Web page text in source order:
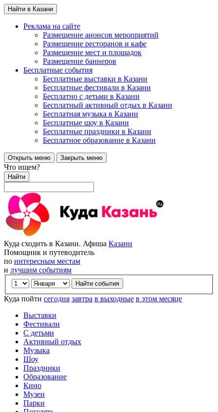
Найти в Казани
Реклама на сайте
Размещение анонсов мероприятий
Размещение ресторанов и кафе
Размещение мест и площадок
Размещение баннеров
Бесплатные события
Бесплатные выставки в Казани
Бесплатные фестивали в Казани
Бесплатно с детьми в Казани
Бесплатный активный отдых в Казани
Бесплатная музыка в Казани
Бесплатные шоу в Казани
Бесплатные праздники в Казани
Бесплатное образование в Казани
Открыть меню Закрыть меню
Что ищем?
Найти
Куда сходить в Казани. Афиша Казани
Помощник и путеводитель
по интересным местам
и лучшим событиям
Куда пойти сегодня завтра в выходные в этом месяце
Выставки
Фестивали
С детьми
Активный отдых
Музыка
Шоу
Праздники
Образование
Кино
Музеи
Парки